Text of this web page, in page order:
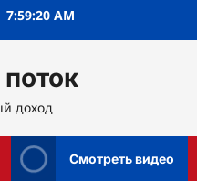
7:59:21 AM
доход
Смотреть видео